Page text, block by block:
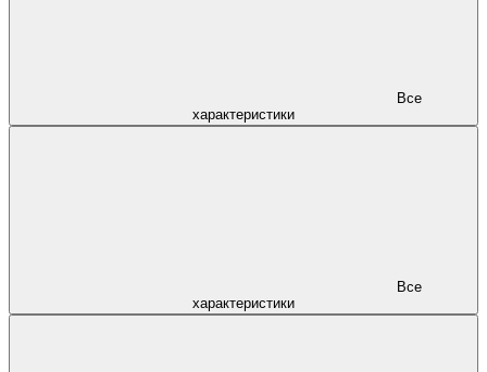
характеристики
характеристики